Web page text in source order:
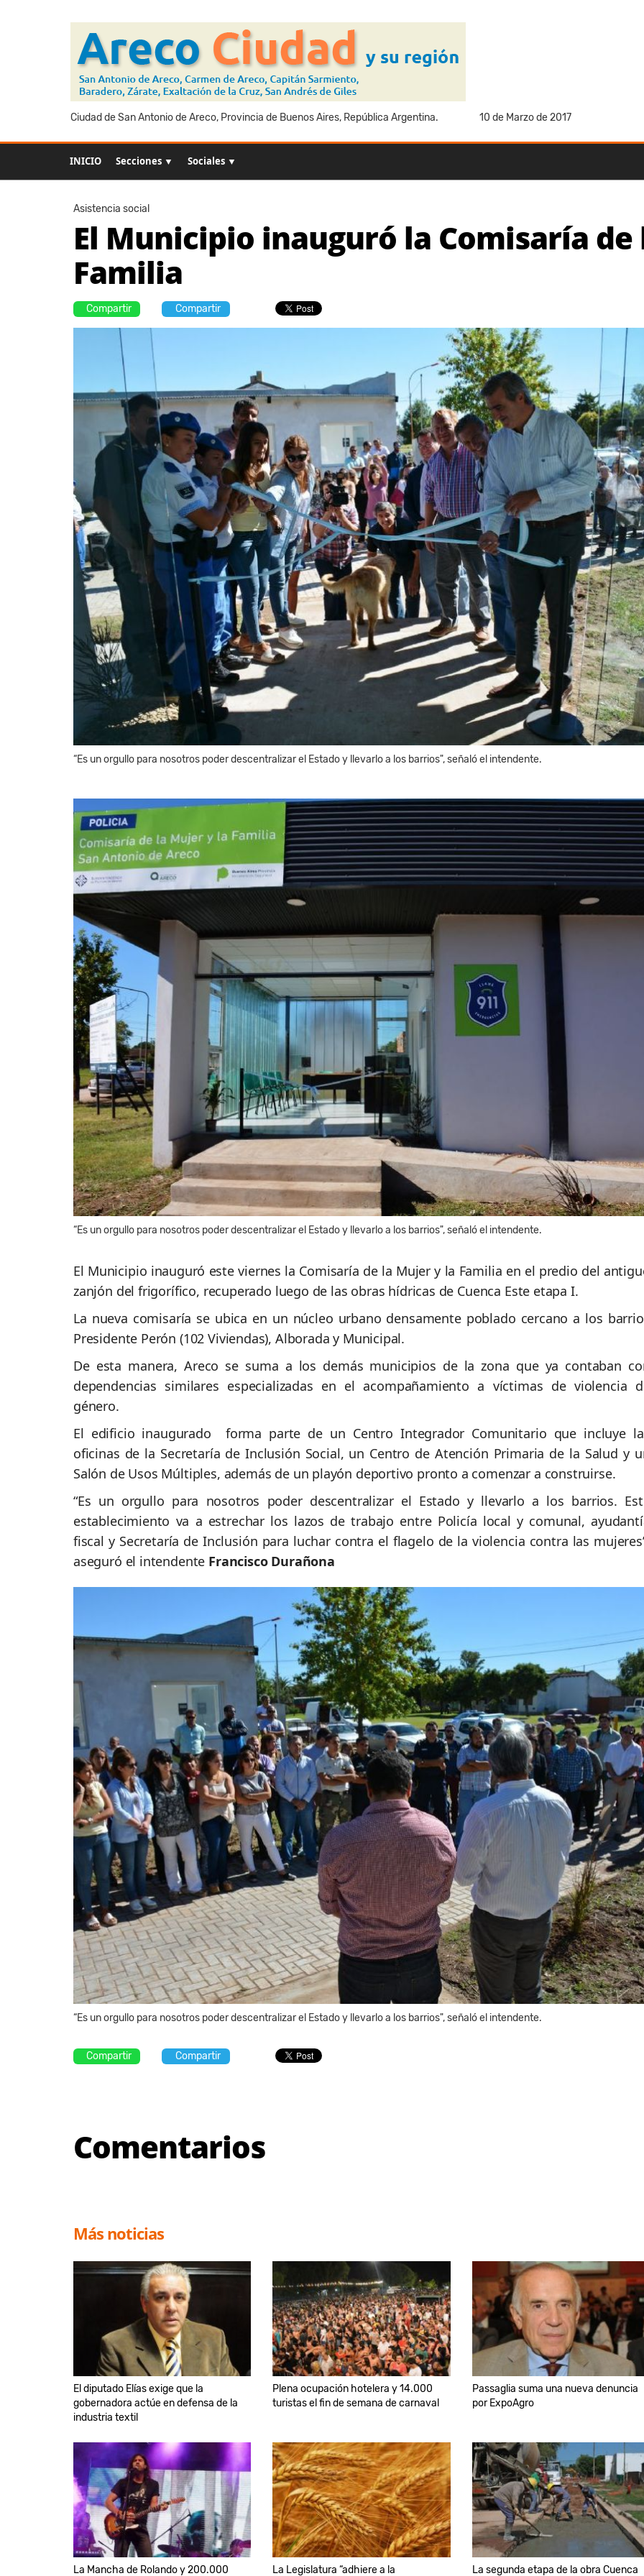
Ciudad de San Antonio de Areco, Provincia de Buenos Aires, República Argentina. 10 de Marzo de 2017
INICIO Secciones ▼ Sociales ▼
Asistencia social
El Municipio inauguró la Comisaría
Familia
Compartir Compartir
“Es un orgullo para nosotros poder descentralizar el Estado y llevarlo a los barrios", señaló el intendente.
“Es un orgullo para nosotros poder descentralizar el Estado y llevarlo a los barrios", señaló el intendente.
El Municipio inauguró este viernes la Comisaría de la Mujer y la Familia en el predio del
zanjón del frigorífico, recuperado luego de las obras hídricas de Cuenca Este etapa I.
La nueva comisaría se ubica en un núcleo urbano densamente poblado cercano a los
Presidente Perón (102 Viviendas), Alborada y Municipal.
De esta manera, Areco se suma a los demás municipios de la zona que ya contaban
dependencias similares especializadas en el acompañamiento a víctimas de violencia
género.
El edificio inaugurado forma parte de un Centro Integrador Comunitario que incluye
oficinas de la Secretaría de Inclusión Social, un Centro de Atención Primaria de la Salud y
Salón de Usos Múltiples, además de un playón deportivo pronto a comenzar a construirse.
“Es un orgullo para nosotros poder descentralizar el Estado y llevarlo a los barrios.
establecimiento va a estrechar los lazos de trabajo entre Policía local y comunal,
fiscal y Secretaría deInclusión para luchar contra el flagelo de la violencia contra las
aseguró el intendente Francisco Durañona
“Es un orgullo para nosotros poder descentralizar el Estado y llevarlo a los barrios", señaló el intendente.
Compartir Compartir
Comentarios
Más noticias
El diputado Elías exige que la
gobernadora actúe en defensa de la
industria textil
Plena ocupación hotelera y 14.000
turistas el fin de semana de carnaval
Passaglia suma una nueva denuncia
por ExpoAgro
La Mancha de Rolando y 200.000 La Legislatura “adhiere a la La segunda etapa de la obra Cuenca